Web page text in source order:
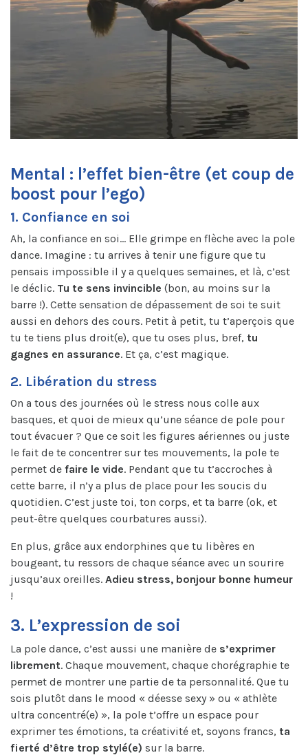
Mental : l’effet bien-être (et coup de
boost pour l’ego)
1. Confiance en soi
Ah, la confiance en soi… Elle grimpe en flèche avec la pole
dance. Imagine : tu arrives à tenir une figure que tu
pensais impossible il y a quelques semaines, et là, c’est
le déclic. Tu te sens invincible (bon, au moins sur la
barre !). Cette sensation de dépassement de soi te suit
aussi en dehors des cours. Petit à petit, tu t’aperçois que
tu te tiens plus droit(e), que tu oses plus, bref, tu
gagnes en assurance. Et ça, c’est magique.
2. Libération du stress
On a tous des journées où le stress nous colle aux
basques, et quoi de mieux qu’une séance de pole pour
tout évacuer ? Que ce soit les figures aériennes ou juste
le fait de te concentrer sur tes mouvements, la pole te
permet de faire le vide. Pendant que tu t’accroches à
cette barre, il n’y a plus de place pour les soucis du
quotidien. C’est juste toi, ton corps, et ta barre (ok, et
peut-être quelques courbatures aussi).
En plus, grâce aux endorphines que tu libères en
bougeant, tu ressors de chaque séance avec un sourire
jusqu’aux oreilles. Adieu stress, bonjour bonne humeur
!
3. L’expression de soi
La pole dance, c’est aussi une manière de s’exprimer
librement. Chaque mouvement, chaque chorégraphie te
permet de montrer une partie de ta personnalité. Que tu
sois plutôt dans le mood « déesse sexy » ou « athlète
ultra concentré(e) », la pole t’offre un espace pour
exprimer tes émotions, ta créativité et, soyons francs, ta
fierté d’être trop stylé(e) sur la barre.